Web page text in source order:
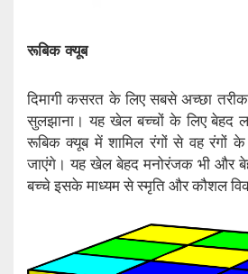
रूबिक क्यूब
दिमागी कसरत के लिए सबसे अच्छा
सुलझाना। यह खेल बच्चों के लिए बेहद
रूबिक क्यूब में शामिल रंगों से वह रंगों
जाएंगे। यह खेल बेहद मनोरंजक भी और
बच्चे इसके माध्यम से स्मृति और कौशल